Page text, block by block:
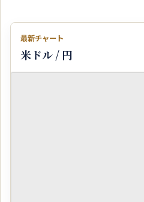
最新チャート
米ドル / 円